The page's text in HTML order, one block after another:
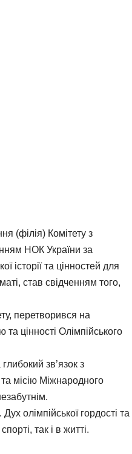
(філія) Комітету з
НОК України за
історії та цінностей для
став свідченням того,
перетворився на
цінності Олімпійського
зв’язок з
місію Міжнародного
олімпійської гордості та
так і в житті.